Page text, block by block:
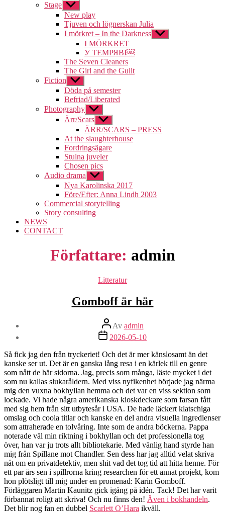
Stage Visa
undermeny
New play
Tjuven och lögnerskan Julia
I mörkret – In the Darkness Visa
undermeny
I MÖRKRET
У ТЕМРЯВІ￼
The Seven Cleaners
The Girl and the Guilt
Fiction Visa
undermeny
Döda på semester
Befriad/Liberated
Photography Visa
undermeny
Ärr/Scars Visa
undermeny
ÄRR/SCARS – PRESS
At the slaughterhouse
Fordringsägare
Stulna juveler
Chosen pics
Audio drama Visa
undermeny
Nya Karolinska 2017
Före/Efter: Anna Lindh 2003
Commercial storytelling
Story consulting
NEWS
CONTACT
Författare: admin
Kategorier
Litteratur
Gomboff är här
Inläggsförfattare
Av admin
Inläggsdatum
2026-05-10
Så fick jag den från tryckeriet! Och det är mer känslosamt än det
kanske ser ut. Det är en ganska lång resa i en kärlek till en genre
som nått de här sidorna. Jag, precis som många, läste mycket i det
som nu kallas slukaråldern. Med viss nyfikenhet började jag närma
mig den vuxna bokhyllan hemma och det var en viss sektion som
lockade. Vi hade några amerikanska kioskdeckare som farsan fått
med sig hem från sitt utbytesår i USA. De hade läckert klatschiga
omslag och coola titlar och kanske en del andra visuella ingredienser
som attraherade en tolvåring. Inte som de andra böckerna. Pappa
noterade väl min riktning i bokhyllan och det professionella tog
över, han var ju trots allt bibliotekarie. Med vänlig hand styrde han
mig från Spillane mot Chandler. Sen dess har jag alltid velat skriva
nåt om en privatdetektiv, men shit vad det tog tid att hitta henne. För
ett par års sen i spillrorna kring researchen för ett annat projekt, kom
hon plötsligt till mig under en promenad: Karin Gomboff.
Förläggaren Martin Kaunitz gick igång på idén. Tack! Det har varit
förbannat roligt att skriva! Och nu finns den! Även i bokhandeln.
Det blir nog fan en dubbel Scarlett O’Hara ikväll.